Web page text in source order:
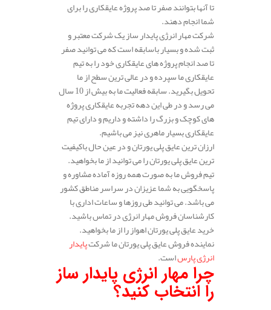
تا آنها بتوانند صفر تا صد پروژه عایقکاری را برای
شما انجام دهند.
شرکت مهار انرژی پایدار ساز یک شرکت معتبر و
ثبت شده و بسیار باسابقه است که می توانید صفر
تا صد انجام پروژه های عایقکاری خود را به تیم
عایقکاری ما سپرده و در عالی ترین سطح از ما
تحویل بگیرید. سابقه فعالیت ما به بیش از 10 سال
می رسد و در طی این دهه تجربه عایقکاری پروژه
های کوچک و بزرگ را داشته و داریم و دارای تیم
عایقکاری بسیار ماهری نیز می باشیم.
ارزان ترین عایق پلی یورتان و در عین حال باکیفیت
ترین عایق پلی یورتان را می توانید از ما بخواهید.
تیم فروش ما به صورت همه روزه آماده مشاوره و
پاسخگویی به شما عزیزان در سراسر مناطق کشور
می باشد. می توانید طی روزها و ساعات اداری با
کارشناسان فروش مهار انرژی در تماس باشید.
خرید عایق پلی یورتان اهواز را از ما بخواهید.
نماینده فروش عایق پلی یورتان ما شرکتپایدار
انرژی پارساست.
چرا مهار انرژی پایدار ساز
را انتخاب کنید؟